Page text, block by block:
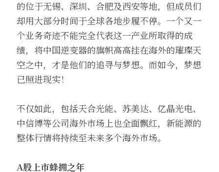
的位于无锡、深圳、合肥及西安等地，但成员们
却用大部分时间于全球各地步履不停。一个又一
个业务奇迹不能完全代表这一产业所取得的成
绩，将中国逆变器的旗帜高高挂在海外的璀璨天
空之中，才是他们的追寻与梦想。而如今，梦想
已照进现实！
不仅如此，包括天合光能、苏美达、亿晶光电、
中信博等公司海外市场上也全面飘红，新能源的
整体行情将持续至未来多个海外市场。
A股上市蜂拥之年